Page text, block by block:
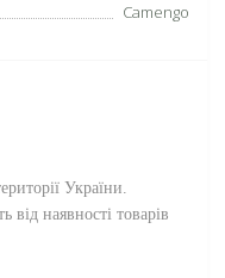
Camengo
України.
від наявності товарів